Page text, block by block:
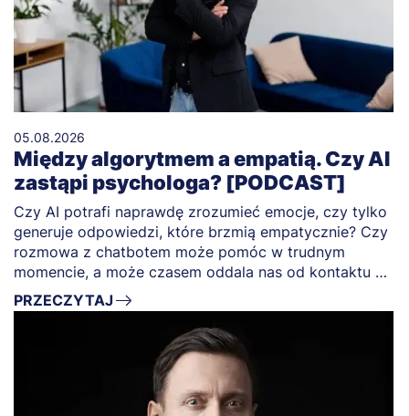
05.08.2026
Między algorytmem a empatią. Czy AI
zastąpi psychologa? [PODCAST]
Czy AI potrafi naprawdę zrozumieć emocje, czy tylko
generuje odpowiedzi, które brzmią empatycznie? Czy
rozmowa z chatbotem może pomóc w trudnym
momencie, a może czasem oddala nas od kontaktu z
drugim człowiekiem?
PRZECZYTAJ